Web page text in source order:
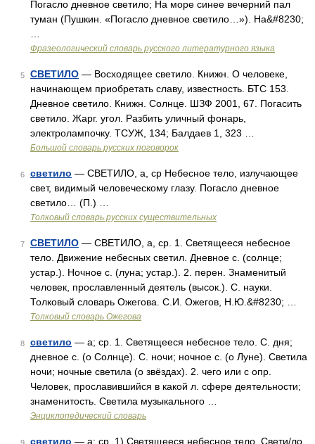
Погасло дневное светило; На море синее вечерний пал
туман (Пушкин. «Погасло дневное светило…»). На&#8230;
Фразеологический словарь русского литературного языка
5 СВЕТИЛО — Восходящее светило. Книжн. О человеке,
начинающем приобретать славу, известность. БТС 153.
Дневное светило. Книжн. Солнце. ШЗФ 2001, 67. Погасить
светило. Жарг. угол. Разбить уличный фонарь,
электролампочку. ТСУЖ, 134; Балдаев 1, 323 …
Большой словарь русских поговорок
6 светило — СВЕТИЛО, а, ср Небесное тело, излучающее
свет, видимый человеческому глазу. Погасло дневное
светило… (П.) …
Толковый словарь русских существительных
7 СВЕТИЛО — СВЕТИЛО, а, ср. 1. Светящееся небесное
тело. Движение небесных светил. Дневное с. (солнце;
устар.). Ночное с. (луна; устар.). 2. перен. Знаменитый
человек, прославленный деятель (высок.). С. науки.
Толковый словарь Ожегова. С.И. Ожегов, Н.Ю.&#8230; …
Толковый словарь Ожегова
8 светило — а; ср. 1. Светящееся небесное тело. С. дня;
дневное с. (о Солнце). С. ночи; ночное с. (о Луне). Светила
ночи; ночные светила (о звёздах). 2. чего или с опр.
Человек, прославившийся в какой л. сфере деятельности;
знаменитость. Светила музыкального …
Энциклопедический словарь
светило — а; ср. 1) Светящееся небесное тело. Свети/ло